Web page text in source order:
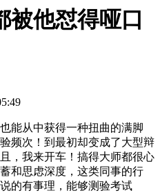
被他怼得哑口
从中获得一种扭曲的满脚
频次！到最初却变成了大型辩
，我来开车！搞得大师都很心
和思虑深度，这类同事的行
的有事理，能够测验考试